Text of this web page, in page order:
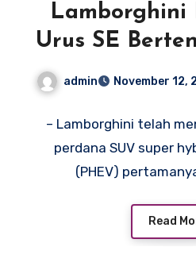
Lamborghini
Urus SE
admin November 12,
– Lamborghini telah
perdana SUV super
(PHEV)
Read